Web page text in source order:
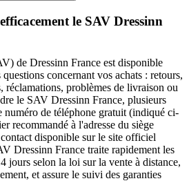
le SAV Dressinn
de Dressinn France est disponible
concernant vos achats : retours,
réclamations, problèmes de livraison ou
le SAV Dressinn France, plusieurs
numéro de téléphone gratuit (indiqué ci-
recommandé à l'adresse du siège
disponible sur le site officiel
Dressinn France traite rapidement les
jours selon la loi sur la vente à distance,
et assure le suivi des garanties